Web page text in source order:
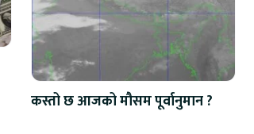
कस्तो छ आजको मौसम पूर्वानुमान ?